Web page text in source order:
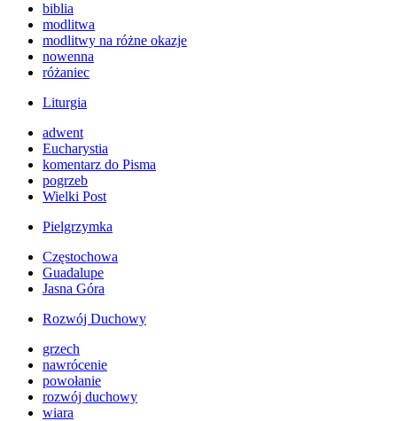
biblia
modlitwa
modlitwy na różne okazje
nowenna
różaniec
Liturgia
adwent
Eucharystia
komentarz do Pisma
pogrzeb
Wielki Post
Pielgrzymka
Częstochowa
Guadalupe
Jasna Góra
Rozwój Duchowy
grzech
nawrócenie
powołanie
rozwój duchowy
wiara